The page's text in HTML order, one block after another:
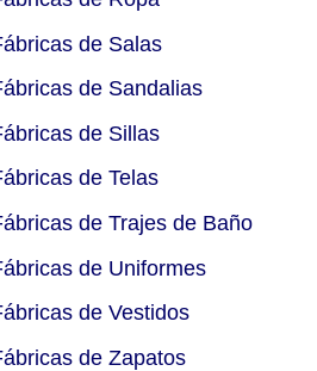
de Salas
de Sandalias
de Sillas
de Telas
de Trajes de Baño
de Uniformes
de Vestidos
de Zapatos